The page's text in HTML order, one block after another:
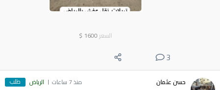
السعر 1600
$
3
حسن عثمان منذ 7 ساعات الرياض طلب